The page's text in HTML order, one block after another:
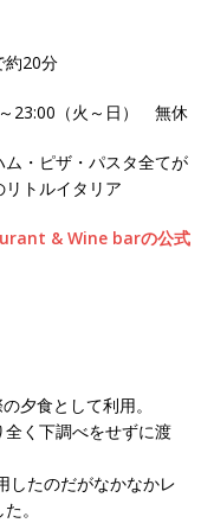
約20分
23:00（火～日） 無休
・ピザ・パスタ全てが
トルイタリア
& Wine barの公式
夕食として利用。
く下調べをせずに渡
したのだがなかなかレ
。